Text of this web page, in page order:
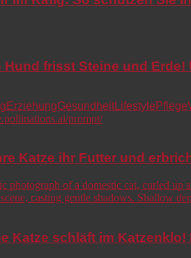
Hund frisst Steine und
ErziehungGesundheitLifestyle Pflege
Katze ihr Futter und
Katze schläft im